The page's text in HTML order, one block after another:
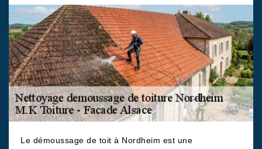
Le démoussage de toit à Nordheim est une